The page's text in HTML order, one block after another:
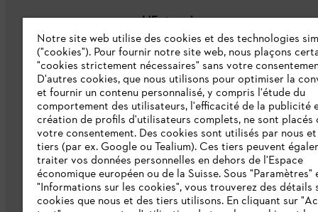
L'Entreprise
À propos de nous
Catalogue
Informations aux fournisseurs
Système d'alerte STIHL
Notre site web utilise des cookies et des technologies
("cookies"). Pour fournir notre site web, nous plaçons
"cookies strictement nécessaires" sans votre
D'autres cookies, que nous utilisons pour optimiser la
et fournir un contenu personnalisé, y compris l'étude du
comportement des utilisateurs, l'efficacité de la publicité
création de profils d'utilisateurs complets, ne sont placés
votre consentement. Des cookies sont utilisés par nous
tiers (par ex. Google ou Tealium). Ces tiers peuvent
traiter vos données personnelles en dehors de l'Espace
économique européen ou de la Suisse. Sous "Paramètres"
"Informations sur les cookies", vous trouverez des détails
cookies que nous et des tiers utilisons. En cliquant sur